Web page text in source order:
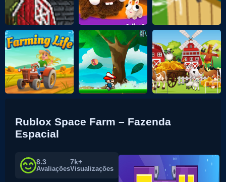
Rublox Space Farm – Fazenda
Espacial
8.3
Avaliações
7k+
Visualizações